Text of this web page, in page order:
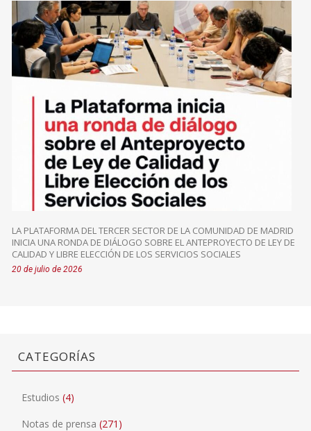
LA PLATAFORMA DEL TERCER SECTOR DE LA COMUNIDAD DE MADRID
INICIA UNA RONDA DE DIÁLOGO SOBRE EL ANTEPROYECTO DE LEY DE
CALIDAD Y LIBRE ELECCIÓN DE LOS SERVICIOS SOCIALES
20 de julio de 2026
CATEGORÍAS
Estudios (4)
Notas de prensa (271)